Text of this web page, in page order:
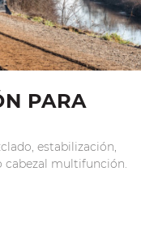
PARA
estabilización,
cabezal multifunción.